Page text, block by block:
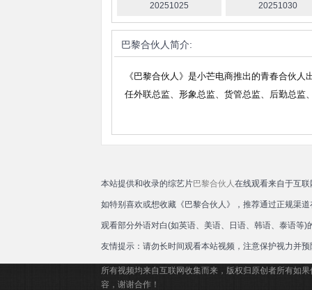
20251025 20251030
巴黎合伙人简介:
《巴黎合伙人》是小芒电商推出的青春合伙
任外联总监、形象总监、货管总监、后勤总监
本站提供和收录的综艺片巴黎合伙人在线观看来自于互
如特别喜欢或想收藏《巴黎合伙人》，推荐通过正规渠
观看部分外语对白(如英语、美语、日语、韩语、泰语等
友情提示：请勿长时间观看本站视频，注意保护视力并预
所有视频均来自互联网收集而来，版权归原创者所有如
容，谢谢合作！